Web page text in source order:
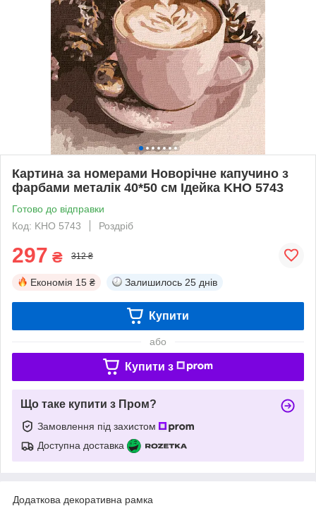
Картина за номерами Новорічне капучино з
фарбами металік 40*50 см Ідейка KHO 5743
Готово до відправки
Код: KHO 5743
Роздріб
297 ₴ 312 ₴
Економія 15 ₴ Залишилось 25 днів
Купити
або
Купити з
Що таке купити з Пром?
Замовлення під захистом
Доступна доставка
Додаткова декоративна рамка